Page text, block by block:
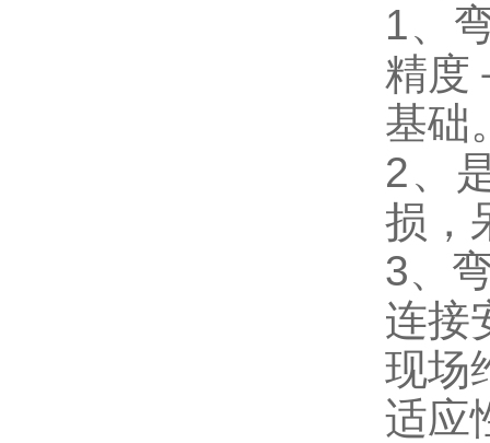
1、
精度
基础
2、
损，
3、
连接
现场
适应